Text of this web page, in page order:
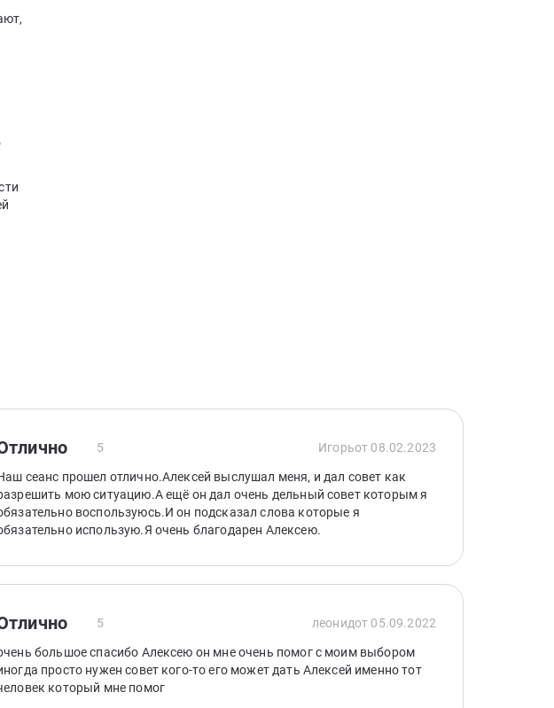
5 Игорьот 08.02.2023
сеанс прошел отлично.Алексей выслушал меня, и дал совет как
мою ситуацию.А ещё он дал очень дельный совет которым я
воспользуюсь.И он подсказал слова которые я
использую.Я очень благодарен Алексею.
5 леонидот 05.09.2022
большое спасибо Алексею он мне очень помог с моим выбором
просто нужен совет кого-то его может дать Алексей именно тот
который мне помог